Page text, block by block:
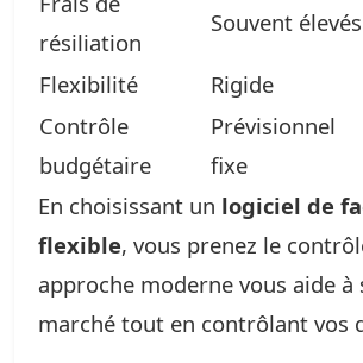
résiliation
Souvent élevés
Flexibilité Rigide
Contrôle
budgétaire
Prévisionnel
fixe
En choisissant un logiciel de
flexible, vous prenez le
approche moderne vous aide à
marché tout en contrôlant vos